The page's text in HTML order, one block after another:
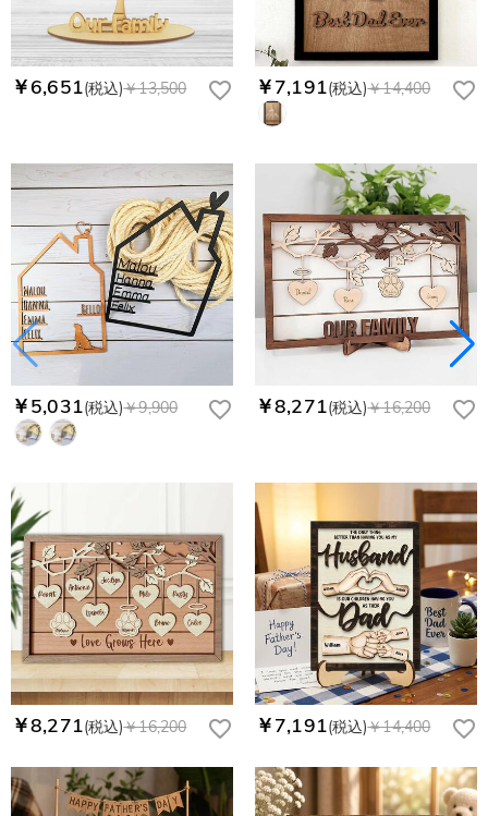
もし注文確認メールをご確認後、注文内容に間違いでもありま
したら、至急カスタマーサポート【Eメール：
service@drawelry.jp】までご連絡ください。ご連絡頂く時に注
文番号もお送りください。
Drawelryからのメールが届きません。
Drawelryからのメールが届いていない場合、次の可能性が考え
られます。原因①迷惑メールフォルダに移動されている。解決
策：迷惑メールフォルダに届いているDrawelryからのメールを
メールが正しく届くように、迷惑メールフィルターの設定を変
更してください。原因②通信状態などによりメールの到着が遅
れている。解決策：数時間たっても届かない場合は、今後お送
りするメールも遅れる可能性がありますので、別のメールアド
レスからお名前とご住所を記載したメールを
service@drawelry.jp へ送信してください。原因③メールアド
レスの入力に誤りがある。解決策：お名前とご住所を記載した
メールを service@drawelry.jp へ送信してください。
支払方法は何がありますか？
お支払い方法は、クレジットカード、コンビニ前払い、
か
コンビニ前払いのお支払い期限はご注文から 6 日間となりま
す。
支払い情報は保護されますか？
お支払い情報は高度なセキュリティで保護されております。お
客様のお支払い情報は当社のサーバーに一切保存されません。
Paypal又はクレジットカート発行会社によって処理されます。
個人情報は保護されますか？
当社では、個人情報保護を目的としたコンプライアンスに則
り、プライバシーポリシーを定めています。お客様に安心かつ
安全にご利用いただけるよう最善の注意を払い、個人情報を厳
までご
￥6,651(税込)￥13,500 ￥7,191(税込)￥14,400
￥5,031(税込)￥9,900 ￥8,271(税込)￥16,200
￥8,271(税込)￥16,200 ￥7,191(税込)￥14,400